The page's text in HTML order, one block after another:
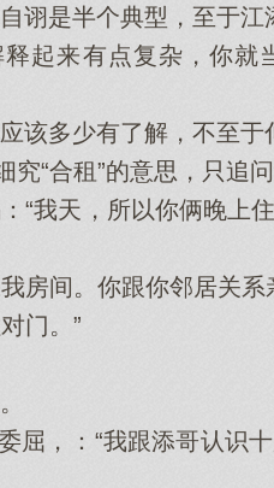
是半个典型，至于江
来有点复杂，你就
多少有了解，不至于
“合租”的意思，只追
我天，所以你俩晚上
房间。你跟你邻居关系
门。”
，：“我跟添哥认识